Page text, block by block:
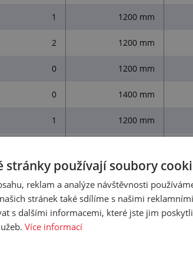
1 1200 mm
2 1200 mm
0 1200 mm
0 1400 mm
1 1200 mm
ZOBRAZIT DALŠÍ (4)
- PRO VŠEOBECNÉ
stránky používají soubory
reklam a analýze návštěvnosti
stránek také sdílíme s našimi
s dalšími informacemi, které jste jim
Více informací